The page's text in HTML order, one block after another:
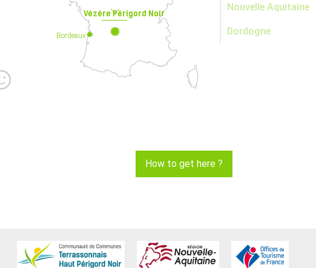
Nouvelle Aquitaine
Dordogne
Bordeaux
Vézère Périgord Noir
How to get here ?